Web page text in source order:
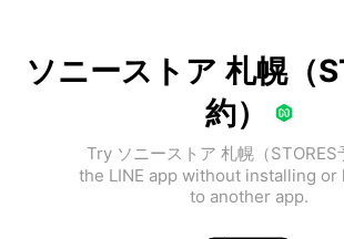
ソニーストア 札幌（
約）
Try ソニーストア 札幌（STORES
the LINE app without installing or
to another app.